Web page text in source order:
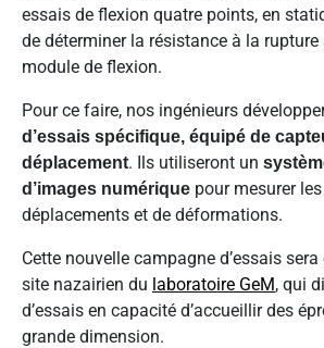
essais de flexion quatre points, en
de déterminer la résistance à la
module de flexion.
Pour ce faire, nos ingénieurs
d’essais spécifique, équipé de
déplacement. Ils utiliseront un
d’images numérique pour mesurer
déplacements et de déformations.
Cette nouvelle campagne d’essais
site nazairien du laboratoire GeM, qui
d’essais en capacité d’accueillir des
grande dimension.